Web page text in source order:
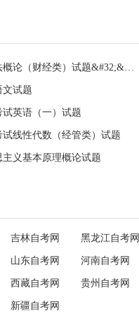
全国2024年4月自学考试经济法概论（财经类）试题&#32;&#32;
文试题
试英语（一）试题
线性代数（经管类）试题
义基本原理概论试题
吉林自考网 黑龙江自考网
山东自考网 河南自考网
西藏自考网 贵州自考网
新疆自考网